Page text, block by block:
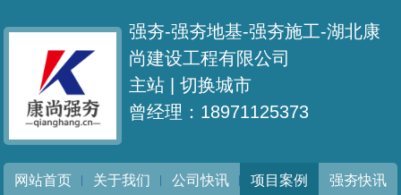
强夯-强夯地基-强夯施工-湖北康
尚建设工程有限公司
主站 |切换城市
曾经理：18971125373
网站首页 关于我们 公司快讯 项目案例 强夯快讯